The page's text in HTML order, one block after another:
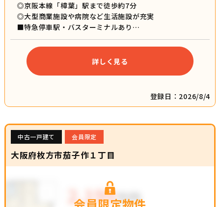
◎京阪本線「樟葉」駅まで徒歩約7分
◎大型商業施設や病院など生活施設が充実
■特急停車駅・バスターミナルあり
■枚方市立樟葉西小学校まで徒歩約5分
■枚方市立樟葉西中学校まで徒歩約10分
■最上階なので眺望良し！
■リフォーム履歴あり
詳しく見る
登録日：2026/8/4
中古一戸建て 会員限定
大阪府枚方市茄子作１丁目